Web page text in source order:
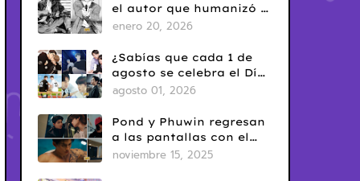
el autor que humanizó el
mal
enero 20, 2026
¿Sabías que cada 1 de
agosto se celebra el Día
del Yaoi? Así nació una
conocidas del fandom
BL
agosto 01, 2026
Pond y Phuwin regresan
a las pantallas con el
esperado estreno de “Me
noviembre 15, 2025